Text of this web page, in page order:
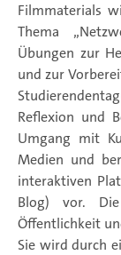
Filmmaterials
Thema
Übungen zur
und zur
Reflexion und
Umgang mit
Medien und
interaktiven
Blog) vor.
Öffentlichkeit
Sie wird durch